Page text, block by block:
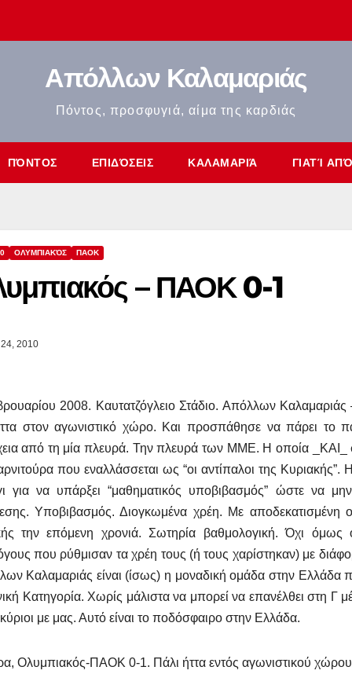
Απόλλων Καλαμαριάς
Πόντος, προσφυγιά, αίμα της καρδιάς
ΠΌΝΤΟΣ ΕΠΙΔΌΣΕΙΣ ΚΑΛΑΜΑΡΙΆ ΓΙΑΤΊ
ΟΛΥΜΠΙΑΚΌΣ ΠΑΟΚ
– ΠΑΟΚ 0-1
2010
2008. Καυτατζόγλειο Στάδιο. Απόλλων
στον αγωνιστικό χώρο. Και προσπάθησε να πάρει το
από τη μία πλευρά. Την πλευρά των ΜΜΕ. Η οποία _ΚΑΙ_
που εναλλάσσεται ως “οι αντίπαλοι της
για να υπάρξει “μαθηματικός υποβιβασμός” ώστε να
Υποβιβασμός. Διογκωμένα χρέη. Με
την επόμενη χρονιά. Σωτηρία βαθμολογική. Όχι όμως
που ρύθμισαν τα χρέη τους (ή τους χαρίστηκαν) με
Καλαμαριάς είναι (ίσως) η μοναδική ομάδα στην Ελλάδα
Κατηγορία. Χωρίς μάλιστα να μπορεί να επανέλθει στη Γ
με μας. Αυτό είναι το ποδόσφαιρο στην Ελλάδα.
Ολυμπιακός-ΠΑΟΚ 0-1. Πάλι ήττα εντός αγωνιστικού